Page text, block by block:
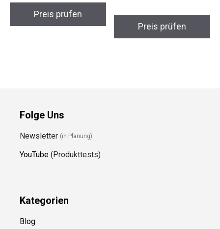
Preis prüfen
Preis prüfen
Folge Uns
Newsletter (in Planung)
YouTube (Produkttests)
Kategorien
Blog